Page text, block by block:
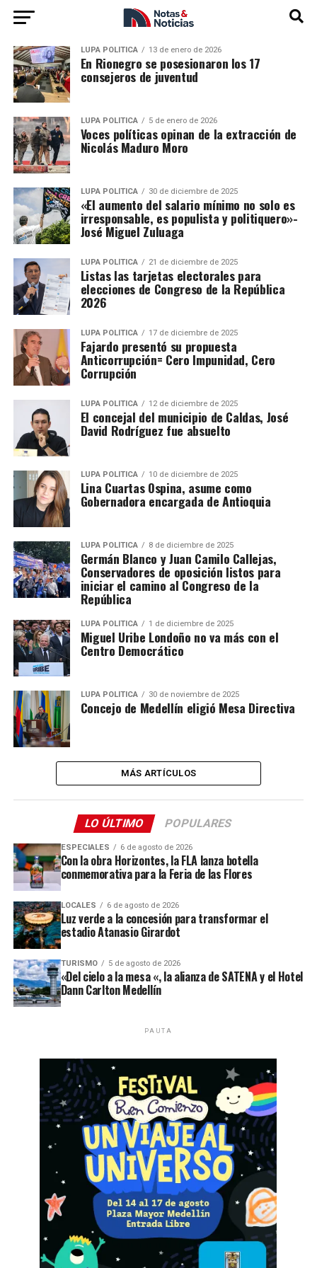
LUPA POLÍTICA 13 de enero de 2026
En Rionegro se posesionaron los 17
consejeros de juventud
LUPA POLÍTICA 5 de enero de 2026
Voces políticas opinan de la extracción de
Nicolás Maduro Moro
LUPA POLÍTICA 30 de diciembre de 2025
«El aumento del salario mínimo no solo es
irresponsable, es populista y politiquero»-
José Miguel Zuluaga
LUPA POLÍTICA 21 de diciembre de 2025
Listas las tarjetas electorales para
elecciones de Congreso de la República
2026
LUPA POLÍTICA 17 de diciembre de 2025
Fajardo presentó su propuesta
Anticorrupción= Cero Impunidad, Cero
Corrupción
LUPA POLÍTICA 12 de diciembre de 2025
El concejal del municipio de Caldas, José
David Rodríguez fue absuelto
LUPA POLÍTICA 10 de diciembre de 2025
Lina Cuartas Ospina, asume como
Gobernadora encargada de Antioquia
LUPA POLÍTICA 8 de diciembre de 2025
Germán Blanco y Juan Camilo Callejas,
Conservadores de oposición listos para
iniciar el camino al Congreso de la
República
LUPA POLÍTICA 1 de diciembre de 2025
Miguel Uribe Londoño no va más con el
Centro Democrático
LUPA POLÍTICA 30 de noviembre de 2025
Concejo de Medellín eligió Mesa Directiva
MÁS ARTÍCULOS
LO ÚLTIMO POPULARES
ESPECIALES 6 de agosto de 2026
Con la obra Horizontes, la FLA lanza botella
conmemorativa para la Feria de las Flores
LOCALES 6 de agosto de 2026
Luz verde a la concesión para transformar el
estadio Atanasio Girardot
TURISMO 5 de agosto de 2026
«Del cielo a la mesa «, la alianza de SATENA y el Hotel
Dann Carlton Medellín
PAUTA